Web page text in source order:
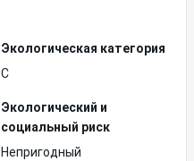
Экологическая категория
C
Экологический и
социальный риск
Непригодный